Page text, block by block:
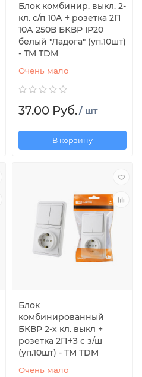
Блок комбинир. выкл. 2-
кл. с/п 10А + розетка 2П
10А 250В БКВР IP20
белый "Ладога" (уп.10шт)
- TM TDM
Очень мало
37.00 Руб./ шт
В корзину
Блок
комбинированный
БКВР 2-х кл. выкл +
розетка 2П+З с з/ш
(уп.10шт) - ТМ TDM
Очень мало